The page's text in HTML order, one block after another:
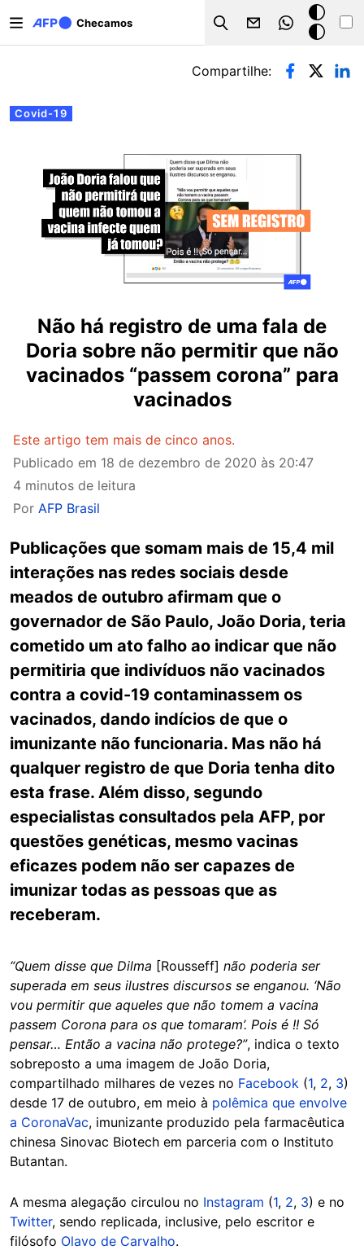
Checamos
Search
Modo
escuro
Abas primárias
Covid-19
Compartilhe:
Não há registro de uma fala de
Doria sobre não permitir que não
vacinados “passem corona” para
vacinados
Este artigo tem mais de cinco anos.
Publicado em 18 de dezembro de 2020 às 20:47
4 minutos de leitura
Por AFP Brasil
Publicações que somam mais de 15,4 mil
interações nas redes sociais desde
meados de outubro afirmam que o
governador de São Paulo, João Doria, teria
cometido um ato falho ao indicar que não
permitiria que indivíduos não vacinados
contra a covid-19 contaminassem os
vacinados, dando indícios de que o
imunizante não funcionaria. Mas não há
qualquer registro de que Doria tenha dito
esta frase. Além disso, segundo
especialistas consultados pela AFP, por
questões genéticas, mesmo vacinas
eficazes podem não ser capazes de
imunizar todas as pessoas que as
receberam.
“Quem disse que Dilma [Rousseff] não poderia ser
superada em seus ilustres discursos se enganou. ‘Não
vou permitir que aqueles que não tomem a vacina
passem Corona para os que tomaram’. Pois é !! Só
pensar… Então a vacina não protege?”, indica o texto
sobreposto a uma imagem de João Doria,
compartilhado milhares de vezes no Facebook (1, 2, 3)
desde 17 de outubro, em meio à polêmica que envolve
a CoronaVac, imunizante produzido pela farmacêutica
chinesa Sinovac Biotech em parceria com o Instituto
Butantan.
A mesma alegação circulou no Instagram (1, 2, 3) e no
Twitter, sendo replicada, inclusive, pelo escritor e
filósofo Olavo de Carvalho.